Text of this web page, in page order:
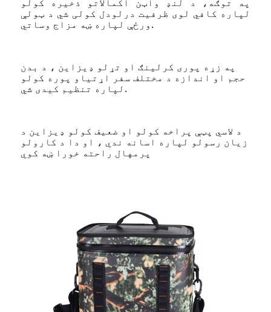
په توګه، د لنډ واټن اکمالاتو ذخیره کولو
لپاره کافي لوی ظرفیت درلودل کولی شي د ټولې
ورځې لپاره ښه مزاج وساتي.
په زړه پوری کرلینګ او تړلو ډیزاین ، د بدن
حجم او اندازه د مختلف سفر اړتیاو پوره کولو
لپاره تنظیم کیدی شي.
د لاسي پټې پراخه کولو او ضعیف کولو ډیزاین د
زیان رسولو لپاره اسانه ندي ، او دا د کارولو
پرمهال راحته خورا ښه کوي